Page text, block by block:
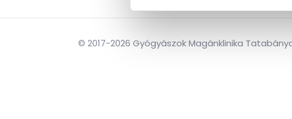
© 2017-2026 Gyógyászok Magánklinika